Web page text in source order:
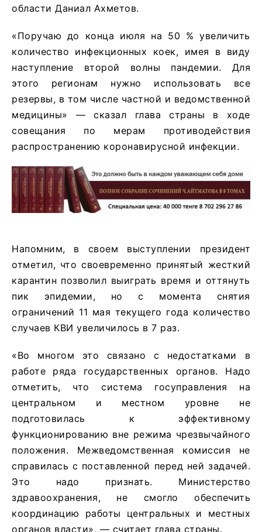
области Даниал Ахметов.
«Поручаю до конца июля на 50 % увеличить
количество инфекционных коек, имея в виду
наступление второй волны пандемии. Для
этого регионам нужно использовать все
резервы, в том числе частной и ведомственной
медицины» — сказал глава страны в ходе
совещания по мерам противодействия
распространению коронавирусной инфекции.
Напомним, в своем выступлении президент
отметил, что своевременно принятый жесткий
карантин позволил выиграть время и оттянуть
пик эпидемии, но с момента снятия
ограничений 11 мая текущего года количество
случаев КВИ увеличилось в 7 раз.
«Во многом это связано с недостатками в
работе ряда государственных органов. Надо
отметить, что система госуправления на
центральном и местном уровне не
подготовилась к эффективному
функционированию вне режима чрезвычайного
положения. Межведомственная комиссия не
справилась с поставленной перед ней задачей.
Это надо признать. Министерство
здравоохранения, не смогло обеспечить
координацию работы центральных и местных
органов власти», — считает глава страны.